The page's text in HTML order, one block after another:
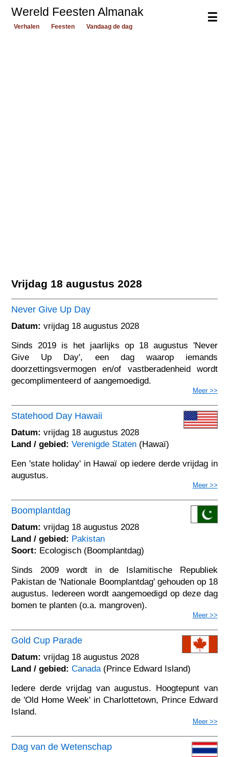
☰
Wereld Feesten Almanak
Verhalen Feesten Vandaag de dag
Vrijdag 18 augustus 2028
Never Give Up Day
Datum: vrijdag 18 augustus 2028
Sinds 2019 is het jaarlijks op 18 augustus 'Never
Give Up Day', een dag waarop iemands
doorzettingsvermogen en/of vastberadenheid wordt
gecomplimenteerd of aangemoedigd.
Meer >>
Statehood Day Hawaii
Datum: vrijdag 18 augustus 2028
Land / gebied: Verenigde Staten (Hawaï)
Een 'state holiday' in Hawaï op iedere derde vrijdag in
augustus.
Meer >>
Boomplantdag
Datum: vrijdag 18 augustus 2028
Land / gebied: Pakistan
Soort: Ecologisch (Boomplantdag)
Sinds 2009 wordt in de Islamitische Republiek
Pakistan de 'Nationale Boomplantdag' gehouden op 18
augustus. Iedereen wordt aangemoedigd op deze dag
bomen te planten (o.a. mangroven).
Meer >>
Gold Cup Parade
Datum: vrijdag 18 augustus 2028
Land / gebied: Canada (Prince Edward Island)
Iedere derde vrijdag van augustus. Hoogtepunt van
de 'Old Home Week' in Charlottetown, Prince Edward
Island.
Meer >>
Dag van de Wetenschap